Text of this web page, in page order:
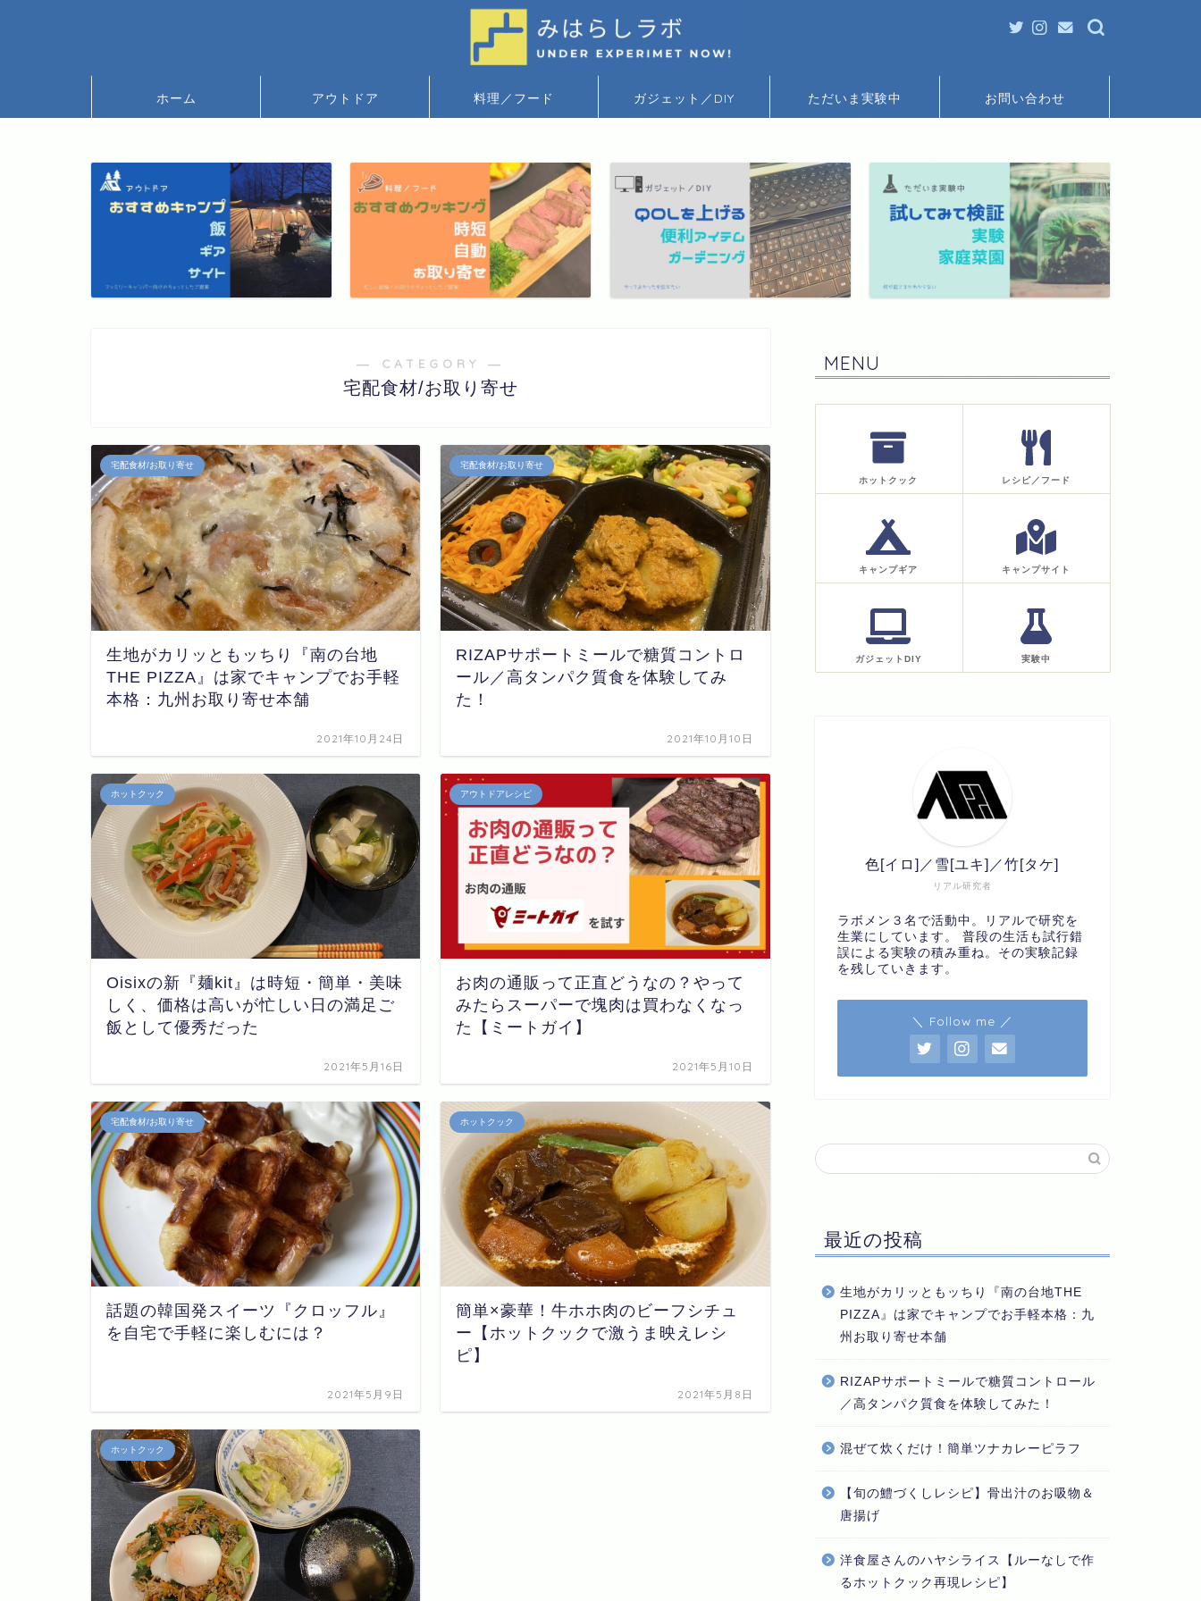
ホーム アウトドア 料理／フード ガジェット／DIY ただいま実験中 お問い合わせ
― CATEGORY ―
宅配食材/お取り寄せ
宅配食材/お取り寄せ
生地がカリッともッちり『南の台地
THE PIZZA』は家でキャンプでお手軽
本格：九州お取り寄せ本舗
2021年10月24日
宅配食材/お取り寄せ
RIZAPサポートミールで糖質コントロ
ール／高タンパク質食を体験してみ
た！
2021年10月10日
ホットクック
Oisixの新『麺kit』は時短・簡単・美味
しく、価格は高いが忙しい日の満足ご
飯として優秀だった
2021年5月16日
アウトドアレシピ
お肉の通販って正直どうなの？やって
みたらスーパーで塊肉は買わなくなっ
た【ミートガイ】
2021年5月10日
宅配食材/お取り寄せ
話題の韓国発スイーツ『クロッフル』
を自宅で手軽に楽しむには？
2021年5月9日
ホットクック
簡単×豪華！牛ホホ肉のビーフシチュ
ー【ホットクックで激うま映えレシ
ピ】
2021年5月8日
ホットクック
MENU
ホットクック レシピ／フード
キャンプギア キャンプサイト
ガジェットDIY 実験中
リアル研究者
色[イロ]／雪[ユキ]／竹[タケ]
ラボメン３名で活動中。リアルで研究を
生業にしています。 普段の生活も試行錯
誤による実験の積み重ね。その実験記録
を残していきます。
＼ Follow me ／
最近の投稿
生地がカリッともッちり『南の台地THE
PIZZA』は家でキャンプでお手軽本格：九
州お取り寄せ本舗
RIZAPサポートミールで糖質コントロール
／高タンパク質食を体験してみた！
混ぜて炊くだけ！簡単ツナカレーピラフ
【旬の鱧づくしレシピ】骨出汁のお吸物＆
唐揚げ
洋食屋さんのハヤシライス【ルーなしで作
るホットクック再現レシピ】